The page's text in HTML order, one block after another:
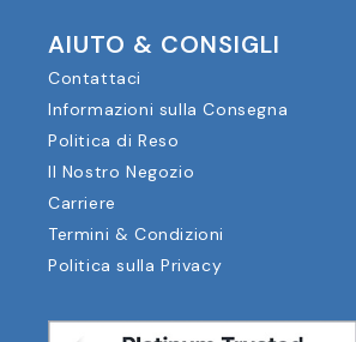
AIUTO & CONSIGLI
Contattaci
Informazioni sulla Consegna
Politica di Reso
Il Nostro Negozio
Carriere
Termini & Condizioni
Politica sulla Privacy